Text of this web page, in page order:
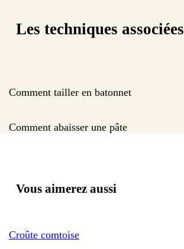
Les techniques associées
Comment tailler en batonnet
Comment abaisser une pâte
Vous aimerez aussi
Croûte comtoise